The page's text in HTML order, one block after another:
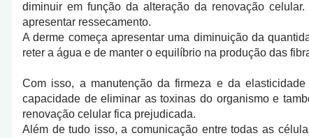
diminuir em função da alteração da renovação
apresentar ressecamento.
A derme começa apresentar uma diminuição da
reter a água e de manter o equilíbrio na produção das
Com isso, a manutenção da firmeza e da
capacidade de eliminar as toxinas do organismo e
renovação celular fica prejudicada.
Além de tudo isso, a comunicação entre todas as